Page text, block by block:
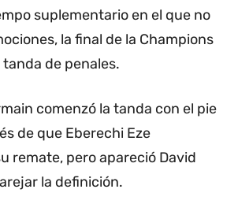
suplementario en el que no
la final de la Champions
de penales.
comenzó la tanda con el pie
de que Eberechi Eze
remate, pero apareció David
la definición.